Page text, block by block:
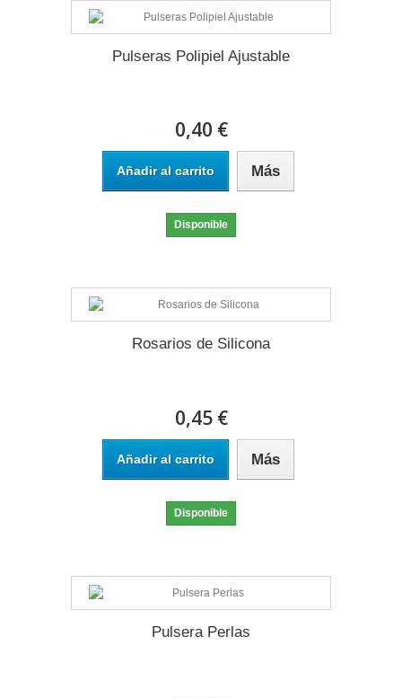
Pulseras Polipiel Ajustable
0,40 €
Añadir al carrito Más
Disponible
Rosarios de Silicona
0,45 €
Añadir al carrito Más
Disponible
Pulsera Perlas